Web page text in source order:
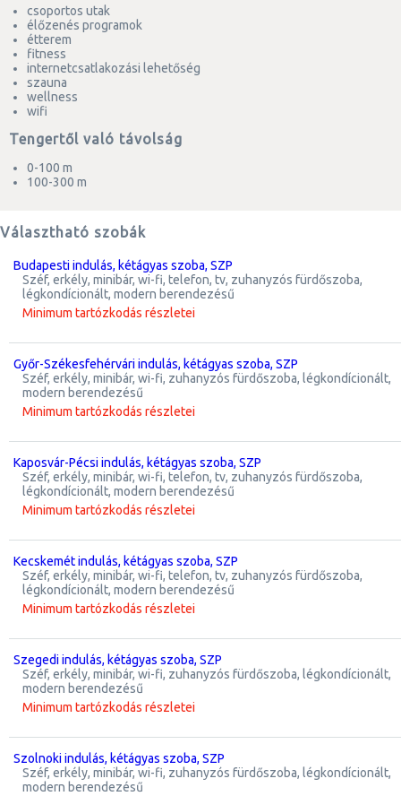
csoportos utak
élőzenés programok
étterem
fitness
internetcsatlakozási lehetőség
szauna
wellness
wifi
Tengertől való távolság
0-100 m
100-300 m
Választható szobák
Budapesti indulás, kétágyas szoba, SZP
széf, erkély, minibár, wi-fi, telefon, tv, zuhanyzós fürdőszoba,
légkondícionált, modern berendezésű
Minimum tartózkodás részletei
Győr-Székesfehérvári indulás, kétágyas szoba, SZP
széf, erkély, minibár, wi-fi, zuhanyzós fürdőszoba, légkondícionált,
modern berendezésű
Minimum tartózkodás részletei
Kaposvár-Pécsi indulás, kétágyas szoba, SZP
széf, erkély, minibár, wi-fi, telefon, tv, zuhanyzós fürdőszoba,
légkondícionált, modern berendezésű
Minimum tartózkodás részletei
Kecskemét indulás, kétágyas szoba, SZP
széf, erkély, minibár, wi-fi, telefon, tv, zuhanyzós fürdőszoba,
légkondícionált, modern berendezésű
Minimum tartózkodás részletei
Szegedi indulás, kétágyas szoba, SZP
széf, erkély, minibár, wi-fi, zuhanyzós fürdőszoba, légkondícionált,
modern berendezésű
Minimum tartózkodás részletei
Szolnoki indulás, kétágyas szoba, SZP
széf, erkély, minibár, wi-fi, zuhanyzós fürdőszoba, légkondícionált,
modern berendezésű